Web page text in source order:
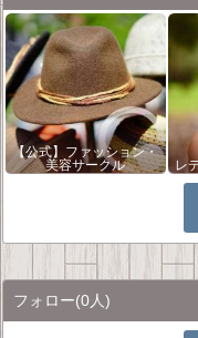
【公式】ファッション・
美容サークル
レ
フォロー(0人)